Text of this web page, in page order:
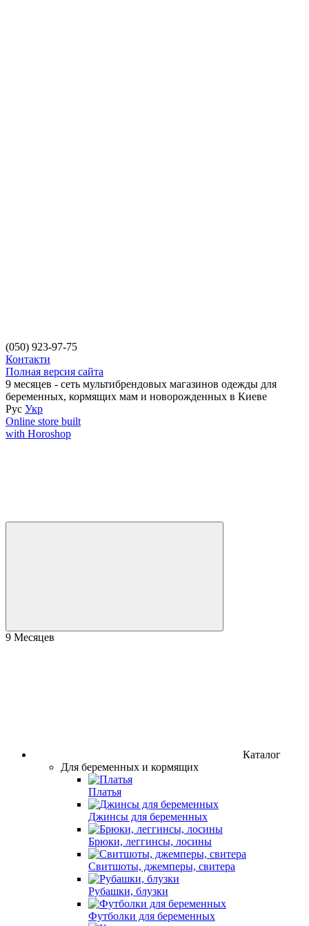
(050) 923-97-75
Контакти
Полная версия сайта
9 месяцев - сеть мультибрендовых магазинов одежды для
беременных, кормящих мам и новорожденных в Киеве
Рус Укр
Online store built
with Horoshop
9 Месяцев
Каталог
Для беременных и кормящих
Платья
Джинсы для беременных
Брюки, леггинсы, лосины
Свитшоты, джемперы, свитера
Рубашки, блузки
Футболки для беременных